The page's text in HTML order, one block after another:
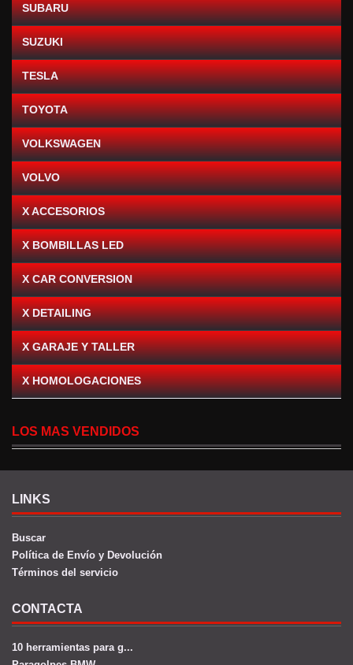
SUBARU
SUZUKI
TESLA
TOYOTA
VOLKSWAGEN
VOLVO
X ACCESORIOS
X BOMBILLAS LED
X CAR CONVERSION
X DETAILING
X GARAJE Y TALLER
X HOMOLOGACIONES
LOS MAS VENDIDOS
LINKS
Buscar
Política de Envío y Devolución
Términos del servicio
CONTACTA
10 herramientas para g...